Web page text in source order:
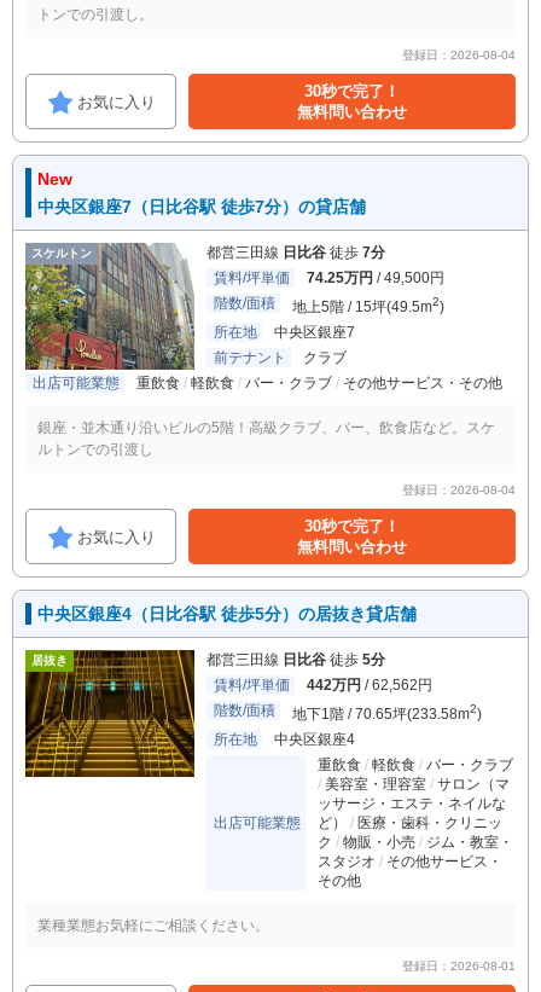
トンでの引渡し。
登録日：2026-08-04
お気に入り
30秒で完了！
無料問い合わせ
New
中央区銀座7（日比谷駅 徒歩7分）の貸店舗
スケルトン 都営三田線 日比谷 徒歩 7分
賃料/坪単価
74.25万円 / 49,500円
階数/面積
地上5階 / 15坪(49.5m2)
所在地
中央区銀座7
前テナント
クラブ
出店可能業態
重飲食 軽飲食 バー・クラブ その他サービス・その他
銀座・並木通り沿いビルの5階！高級クラブ、バー、飲食店など。スケ
ルトンでの引渡し
登録日：2026-08-04
お気に入り
30秒で完了！
無料問い合わせ
中央区銀座4（日比谷駅 徒歩5分）の居抜き貸店舗
居抜き 都営三田線 日比谷 徒歩 5分
賃料/坪単価
442万円 / 62,562円
階数/面積
地下1階 / 70.65坪(233.58m2)
所在地
中央区銀座4
出店可能業態
重飲食 軽飲食
バー・クラブ
美容室・理容室
サロン（マ
ッサージ・エステ・ネイルな
ど）
医療・歯科・クリニッ
ク
物販・小売
ジム・教室・
スタジオ
その他サービス・
その他
業種業態お気軽にご相談ください。
登録日：2026-08-01